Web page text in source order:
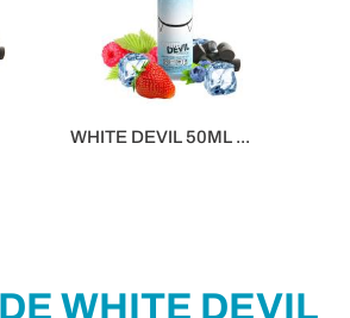
WHITE DEVIL 50ML ...
WHITE DEVIL